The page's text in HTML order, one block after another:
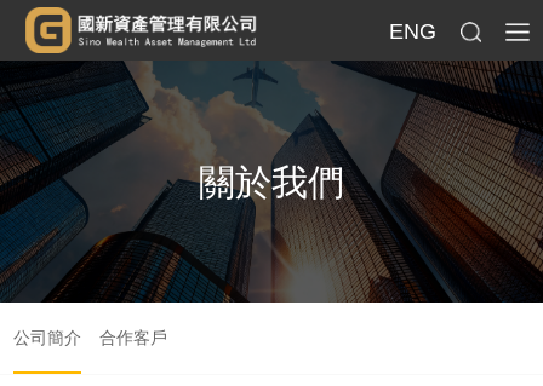
ENG
關於我們
公司簡介 合作客戶